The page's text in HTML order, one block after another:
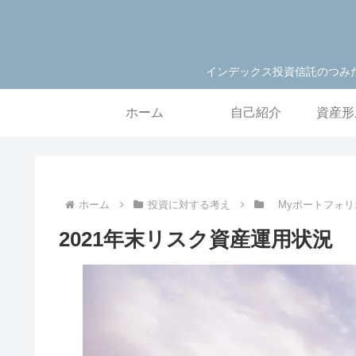
インデックス投資信託のつ
ホーム 自己紹介 資産
ホーム 投資に対する考え Myポートフォ
2021年末リスク資産運用状況